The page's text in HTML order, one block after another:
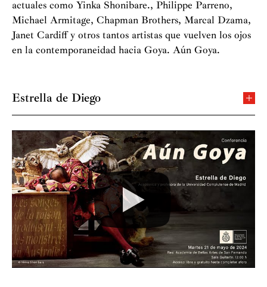
actuales como Yinka Shonibare., Philippe Parreno,
Michael Armitage, Chapman Brothers, Marcal Dzama,
Janet Cardiff y otros tantos artistas que vuelven los ojos
en la contemporaneidad hacia Goya. Aún Goya.
Estrella de Diego
número en la Academia de Bellas Artes de San
Fernando de Madrid. Ha ocupado la Cátedra de
Spanish Civilization en el KJCC de la Universidad de
Nueva York y la XIII Cátedra Internacional de Arte
Luis Ángel Arango del Banco de la República de
Bogotá. Ha sido Ford Foundation investigadora-
profesora residente en la Universidad de Illinois en
Urbana-Champaign e Ida Cordelia Beam Distinguished
Professor en la Universidad de Iowa. Ha sido becaria
Tu configuración de cookies no permite la
visualización de este contenido
Configurar cookies